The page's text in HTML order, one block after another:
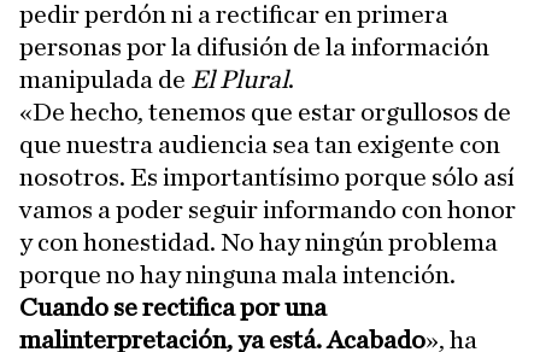
pedir perdón ni a rectificar en primera
personas por la difusión de la información
manipulada de El Plural.
«De hecho, tenemos que estar orgullosos de
que nuestra audiencia sea tan exigente con
nosotros. Es importantísimo porque sólo así
vamos a poder seguir informando con honor
y con honestidad. No hay ningún problema
porque no hay ninguna mala intención.
Cuando se rectifica por una
malinterpretación, ya está. Acabado», ha